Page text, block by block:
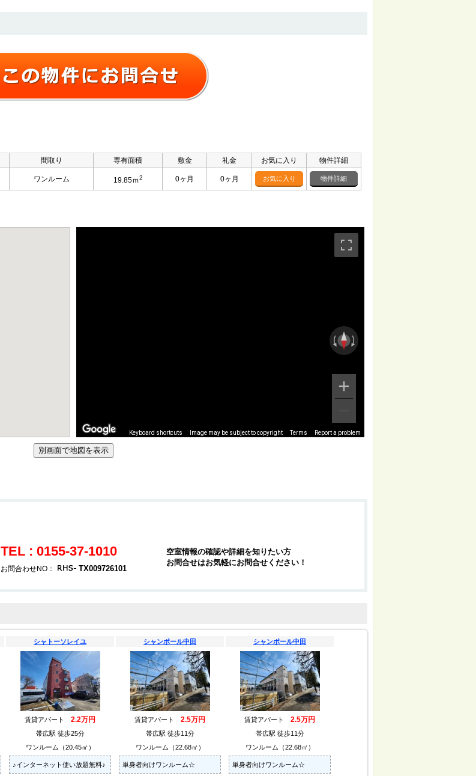
間取り 専有面積 敷金 礼金 お気に入り 物件詳細
ワンルーム 19.85ｍ2 0ヶ月 0ヶ月 お気に入り 物件詳細
Keyboard shortcuts Image may be subject to copyright Terms Report a problem
TEL : 0155-37-1010
お問合わせNO： TX009726101
空室情報の確認や詳細を知りたい方
お問合せはお気軽にお問合せください！
シャトーソレイユ
賃貸アパート 2.2万円
帯広駅 徒歩25分
ワンルーム（20.45㎡）
♪インターネット使い放題無料♪
シャンポール中田
賃貸アパート 2.5万円
帯広駅 徒歩11分
ワンルーム（22.68㎡）
単身者向けワンルーム☆
シャンポール中田
賃貸アパート 2.5万円
帯広駅 徒歩11分
ワンルーム（22.68㎡）
単身者向けワンルーム☆